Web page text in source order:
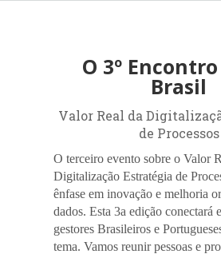
O 3º Encontro
Brasil
Valor Real da
de Processos
O terceiro evento sobre o Valor
Digitalização Estratégia de
ênfase em inovação e melhoria
dados.Esta 3a edição conectará
gestores Brasileiros e
tema. Vamos reunir pessoas e